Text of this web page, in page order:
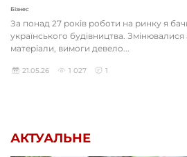
Бізнес
За понад 27 років роботи на ринку я
українського будівництва. Змінювалися
матеріали, вимоги девело...
21.05.26 1 027 1
АКТУАЛЬНЕ